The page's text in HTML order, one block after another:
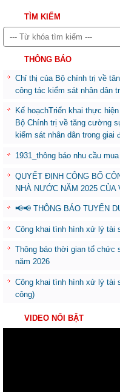
TÌM KIẾM
THÔNG BÁO
Chỉ thị của Bộ chính trị về
công tác kiểm sát nhân dân
Kế hoạchTriển khai thực
Bộ Chính trị về tăng cường
kiểm sát nhân dân trong giai
1931_thông báo nhu cầu
QUYẾT ĐỊNH CÔNG BỐ
NHÀ NƯỚC NĂM 2025 CỦA
📢📢 THÔNG BÁO TUYỂN
Công khai tình hình xử lý tài
Thông báo thời gian tổ
năm 2026
Công khai tình hình xử lý tài
công)
VIDEO NỔI BẬT